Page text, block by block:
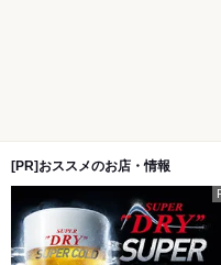
[PR]おススメのお店・情報